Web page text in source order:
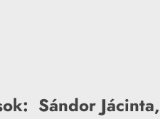
Sándor Jácinta,